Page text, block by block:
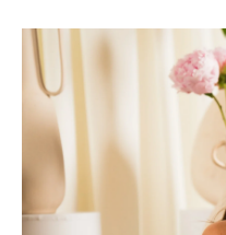
moda & ljepota